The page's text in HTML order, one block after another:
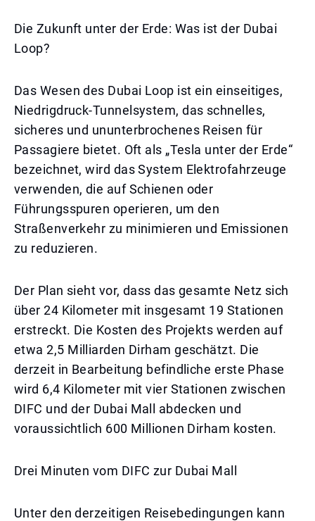
Die Zukunft unter der Erde: Was ist der Dubai
Loop?
Das Wesen des Dubai Loop ist ein einseitiges,
Niedrigdruck-Tunnelsystem, das schnelles,
sicheres und ununterbrochenes Reisen für
Passagiere bietet. Oft als „Tesla unter der Erde“
bezeichnet, wird das System Elektrofahrzeuge
verwenden, die auf Schienen oder
Führungsspuren operieren, um den
Straßenverkehr zu minimieren und Emissionen
zu reduzieren.
Der Plan sieht vor, dass das gesamte Netz sich
über 24 Kilometer mit insgesamt 19 Stationen
erstreckt. Die Kosten des Projekts werden auf
etwa 2,5 Milliarden Dirham geschätzt. Die
derzeit in Bearbeitung befindliche erste Phase
wird 6,4 Kilometer mit vier Stationen zwischen
DIFC und der Dubai Mall abdecken und
voraussichtlich 600 Millionen Dirham kosten.
Drei Minuten vom DIFC zur Dubai Mall
Unter den derzeitigen Reisebedingungen kann